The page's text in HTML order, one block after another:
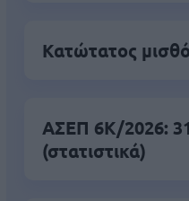
Κατώτατος
ΑΣΕΠ 6Κ/2026:
(στατιστικά)